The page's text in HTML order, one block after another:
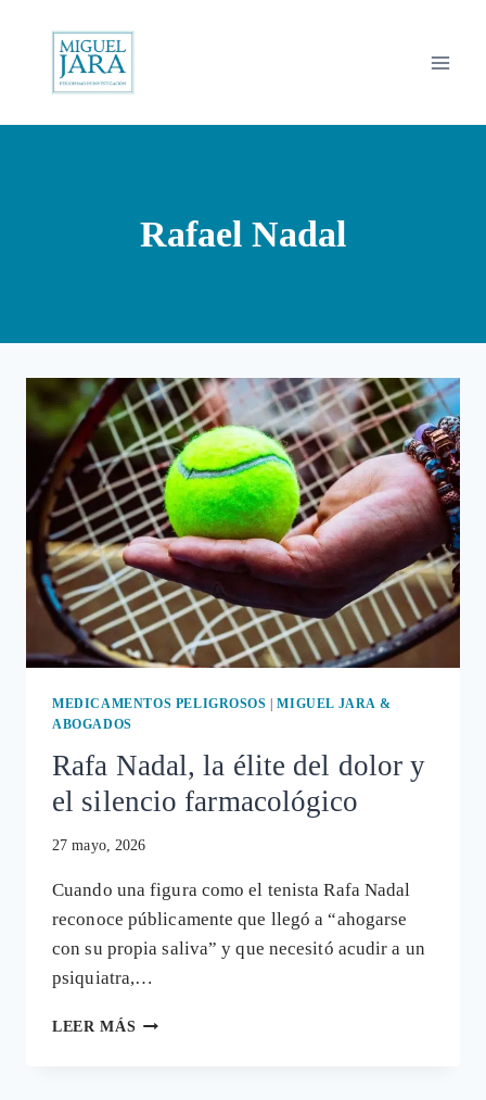
contenido
Rafael Nadal
MEDICAMENTOS PELIGROSOS |MIGUEL JARA &
ABOGADOS
Rafa Nadal, la élite del dolor y
el silencio farmacológico
27 mayo, 2026
Cuando una figura como el tenista Rafa Nadal
reconoce públicamente que llegó a “ahogarse
con su propia saliva” y que necesitó acudir a un
psiquiatra,…
LEER MÁS RAFA